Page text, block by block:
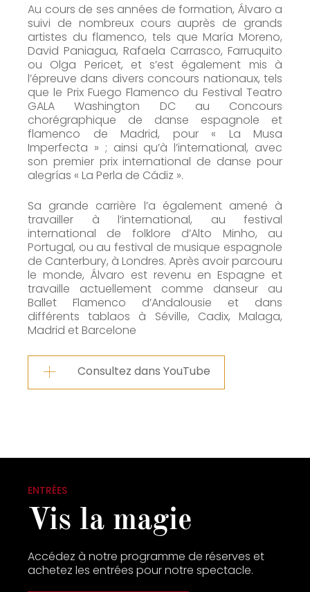
Au cours de ses années de formation, Álvaro a
suivi de nombreux cours auprès de grands
artistes du flamenco, tels que María Moreno,
David Paniagua, Rafaela Carrasco, Farruquito
ou Olga Pericet, et s’est également mis à
l’épreuve dans divers concours nationaux, tels
que le Prix Fuego Flamenco du Festival Teatro
GALA Washington DC au Concours
chorégraphique de danse espagnole et
flamenco de Madrid, pour « La Musa
Imperfecta » ; ainsi qu’à l’international, avec
son premier prix international de danse pour
alegrías « La Perla de Cádiz ».
Sa grande carrière l’a également amené à
travailler à l’international, au festival
international de folklore d’Alto Minho, au
Portugal, ou au festival de musique espagnole
de Canterbury, à Londres. Après avoir parcouru
le monde, Álvaro est revenu en Espagne et
travaille actuellement comme danseur au
Ballet Flamenco d’Andalousie et dans
différents tablaos à Séville, Cadix, Malaga,
Madrid et Barcelone
Consultez dans YouTube
ENTRÉES
Vis la magie
Accédez à notre programme de réserves et
achetez les entrées pour notre spectacle.